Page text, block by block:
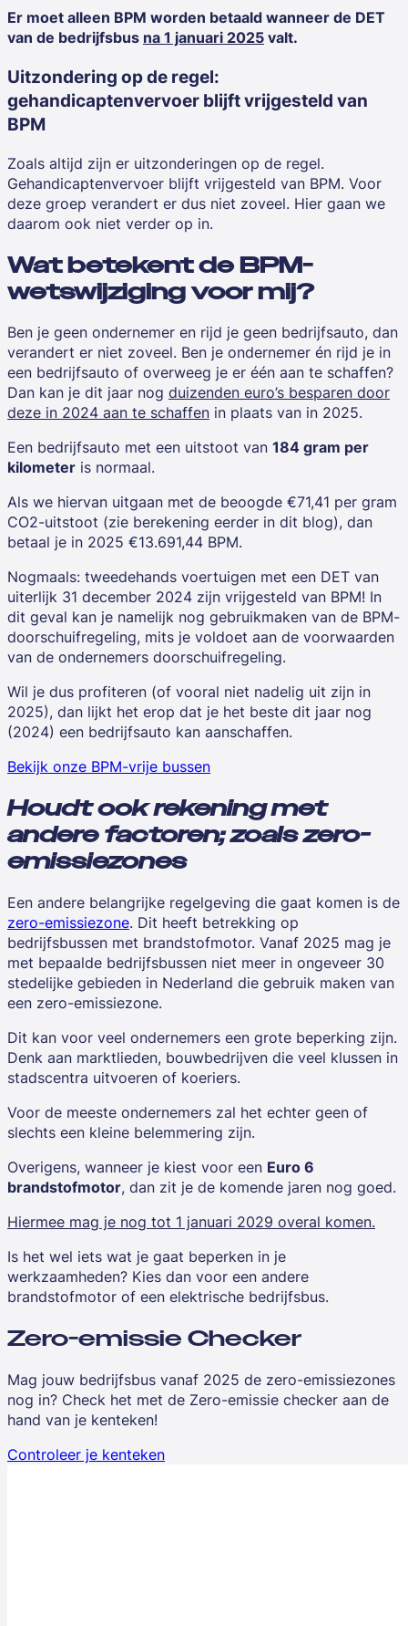
Er moet alleen BPM worden betaald wanneer de DET
van de bedrijfsbus na 1 januari 2025valt.
Uitzondering op de regel:
gehandicaptenvervoer blijft vrijgesteld van
BPM
Zoals altijd zijn er uitzonderingen op de regel.
Gehandicaptenvervoer blijft vrijgesteld van BPM. Voor
deze groep verandert er dus niet zoveel. Hier gaan we
daarom ook niet verder op in.
Wat betekent de BPM-
wetswijziging voor mij?
Ben je geen ondernemer en rijd je geen bedrijfsauto, dan
verandert er niet zoveel. Ben je ondernemer én rijd je in
een bedrijfsauto of overweeg je er één aan te schaffen?
Dan kan je dit jaar nog duizenden euro’s besparen door
deze in 2024 aan te schaffen in plaats van in 2025.
Een bedrijfsauto met een uitstoot van 184 gram per
kilometer is normaal.
Als we hiervan uitgaan met de beoogde €71,41 per gram
CO2-uitstoot (zie berekening eerder in dit blog), dan
betaal je in 2025 €13.691,44 BPM.
Nogmaals: tweedehands voertuigen met een DET van
uiterlijk 31 december 2024 zijn vrijgesteld van BPM! In
dit geval kan je namelijk nog gebruikmaken van de BPM-
doorschuifregeling, mits je voldoet aan de voorwaarden
van de ondernemers doorschuifregeling.
Wil je dus profiteren (of vooral niet nadelig uit zijn in
2025), dan lijkt het erop dat je het beste dit jaar nog
(2024) een bedrijfsauto kan aanschaffen.
Bekijk onze BPM-vrije bussen
Houdt ook rekening met
andere factoren; zoals zero-
emissiezones
Een andere belangrijke regelgeving die gaat komen is de
zero-emissiezone. Dit heeft betrekking op
bedrijfsbussen met brandstofmotor. Vanaf 2025 mag je
met bepaalde bedrijfsbussen niet meer in ongeveer 30
stedelijke gebieden in Nederland die gebruik maken van
een zero-emissiezone.
Dit kan voor veel ondernemers een grote beperking zijn.
Denk aan marktlieden, bouwbedrijven die veel klussen in
stadscentra uitvoeren of koeriers.
Voor de meeste ondernemers zal het echter geen of
slechts een kleine belemmering zijn.
Overigens, wanneer je kiest voor een Euro 6
brandstofmotor, dan zit je de komende jaren nog goed.
Hiermee mag je nog tot 1 januari 2029 overal komen.
Is het wel iets wat je gaat beperken in je
werkzaamheden? Kies dan voor een andere
brandstofmotor of een elektrische bedrijfsbus.
Zero-emissie Checker
Mag jouw bedrijfsbus vanaf 2025 de zero-emissiezones
nog in? Check het met de Zero-emissie checker aan de
hand van je kenteken!
Controleer je kenteken